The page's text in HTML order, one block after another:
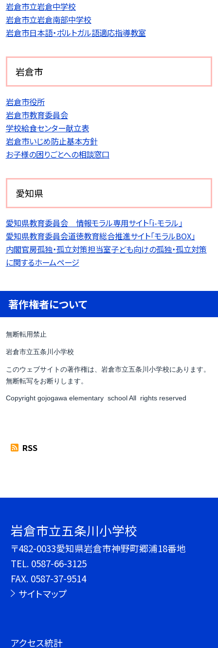
岩倉市立岩倉中学校
岩倉市立岩倉南部中学校
岩倉市日本語・ポルトガル語適応指導教室
岩倉市
岩倉市役所
岩倉市教育委員会
学校給食センター献立表
岩倉市いじめ防止基本方針
お子様の困りごとへの相談窓口
愛知県
愛知県教育委員会 情報モラル専用サイト「i-モラル」
愛知県教育委員会道徳教育総合推進サイト「モラルBOX」
内閣官房孤独・孤立対策担当室子ども向けの孤独・孤立対策
に関するホームページ
著作権者について
無断転用禁止
岩倉市立五条川小学校
このウェブサイトの著作権は、岩倉市立五条川小学校にあります。
無断転写をお断りします。
Copyright gojogawa elementary school All rights reserved
RSS
岩倉市立五条川小学校
〒482-0033愛知県岩倉市神野町郷浦18番地
TEL. 0587-66-3125
FAX. 0587-37-9514
サイトマップ
アクセス統計